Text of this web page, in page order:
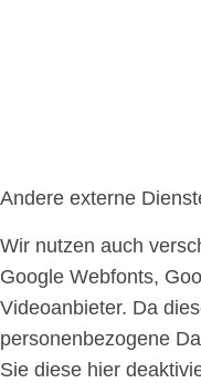
Andere externe
Wir nutzen auch
Google Webfonts,
Videoanbieter. Da
personenbezogene
Sie diese hier